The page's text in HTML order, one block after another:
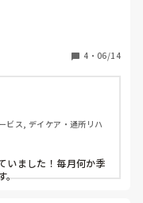
4 ・ 06/14
ビス, デイケア・通所リハ
いました！毎月何か季
。